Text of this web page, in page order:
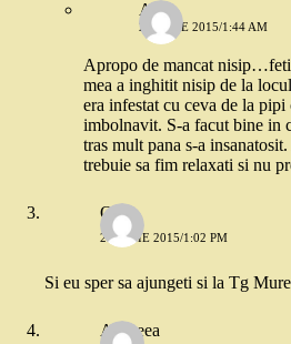
Adr
23 IULIE 2015/1:44 AM
Apropo de mancat
mea a inghitit nisip de la
era infestat cu ceva de la pipi
imbolnavit. S-a facut bine in
tras mult pana s-a
trebuie sa fim relaxati si nu
Oana
21 IULIE 2015/1:02 PM
Si eu sper sa ajungeti si la Tg
Andreea